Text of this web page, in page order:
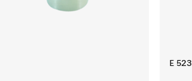
E 523